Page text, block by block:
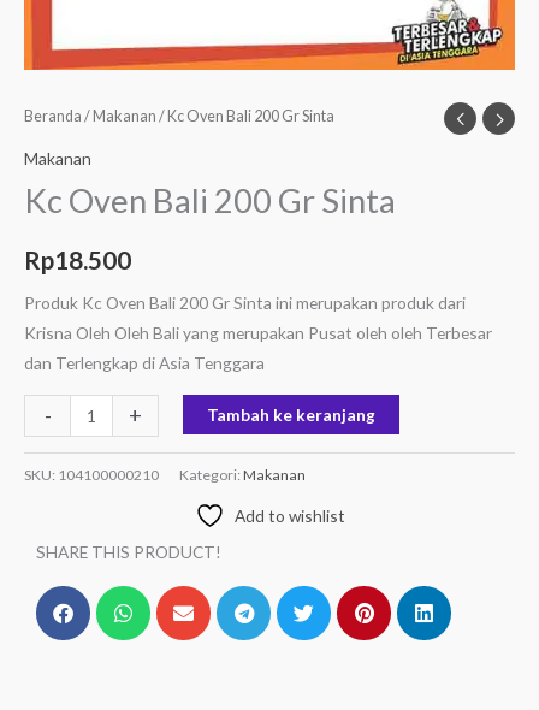
Beranda / Makanan / Kc Oven Bali 200 Gr Sinta
Makanan
Kc Oven Bali 200 Gr Sinta
Rp18.500
Produk Kc Oven Bali 200 Gr Sinta ini merupakan produk dari
Krisna Oleh Oleh Bali yang merupakan Pusat oleh oleh Terbesar
dan Terlengkap di Asia Tenggara
- + Tambah ke keranjang
SKU: 104100000210 Kategori: Makanan
Add to wishlist
SHARE THIS PRODUCT!